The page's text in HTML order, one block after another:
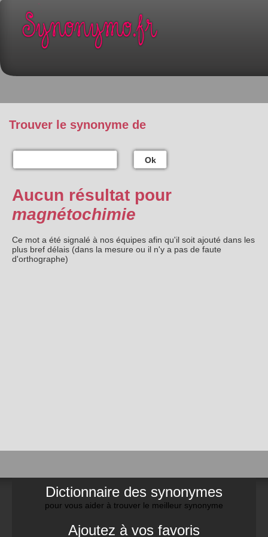
Trouver le synonyme de
Ok
Aucun résultat pour
magnétochimie
Ce mot a été signalé à nos équipes afin qu'il soit ajouté dans les
plus bref délais (dans la mesure ou il n'y a pas de faute
d'orthographe)
Dictionnaire des synonymes
pour vous aider à trouver le meilleur synonyme
Ajoutez à vos favoris